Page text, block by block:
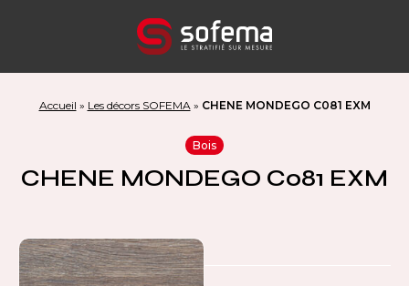
Accueil » Les décors SOFEMA » CHENE MONDEGO C081 EXM
Bois
CHENE MONDEGO C081 EXM